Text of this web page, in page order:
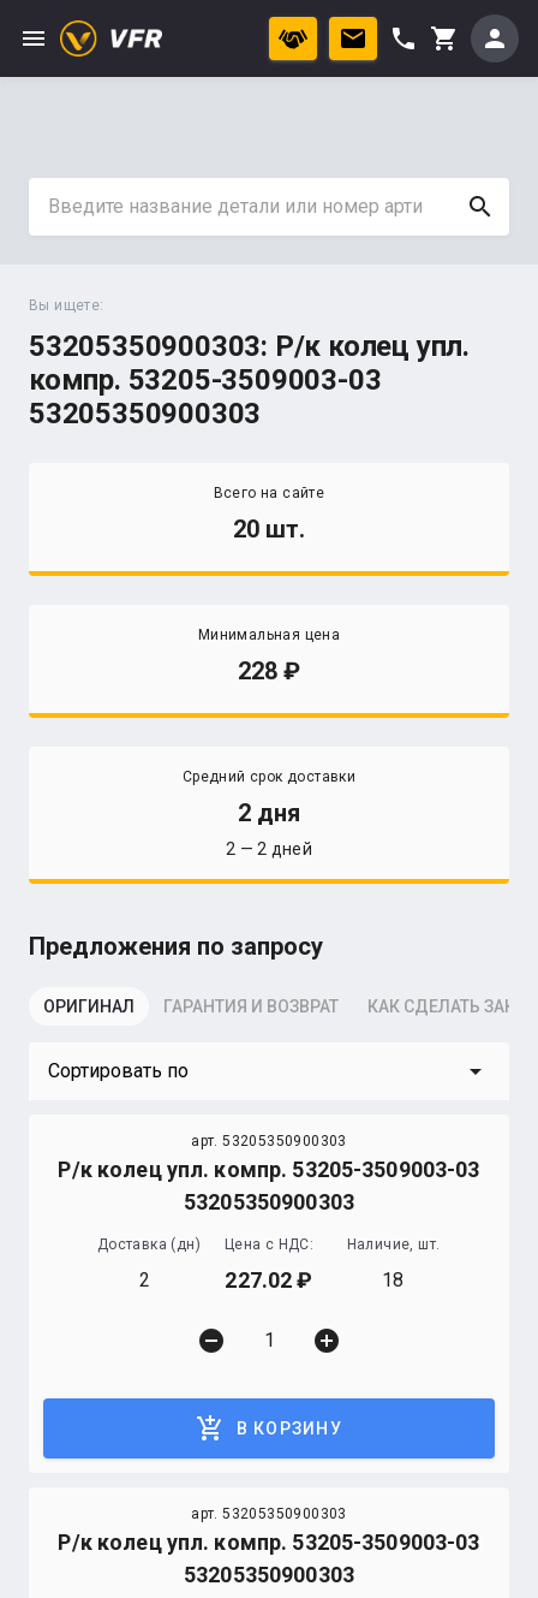
menu phone shopping_cart person
search
Вы ищете:
53205350900303: Р/к колец упл.
компр. 53205-3509003-03
53205350900303
Всего на сайте
20 шт.
Минимальная цена
228
Средний срок доставки
2 дня
2 — 2 дней
Предложения по запросу
ОРИГИНАЛ ГАРАНТИЯ И ВОЗВРАТ КАК СДЕЛАТЬ
Сортировать по arrow_drop_down
арт. 53205350900303
Р/к колец упл. компр. 53205-3509003-03
53205350900303
Доставка (дн)
2
Цена с НДС:
227.02
Наличие, шт.
18
remove_circle add_circle
add_shopping_cart В КОРЗИНУ
арт. 53205350900303
Р/к колец упл. компр. 53205-3509003-03
53205350900303